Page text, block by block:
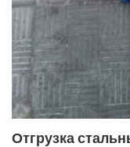
Отгрузка